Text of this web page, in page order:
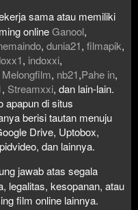
sama atau memiliki
onlineGanool,
, dunia21, filmapik,
, indoxxi,
Melongfilm, nb21,Pahe in,
, Streamxxi, dan lain-lain.
apapun di situs
berisi tautan menuju
Drive, Uptobox,
dan lainnya.
jawab atas segala
legalitas, kesopanan, atau
film online lainnya.